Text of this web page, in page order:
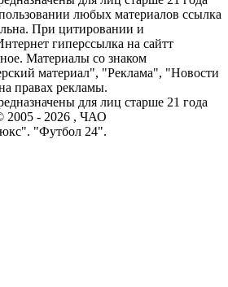
любых материалов ссылка
При цитировании и
гиперссылка на сайтт
Материалы со знаком
материал", "Реклама", "Новости
правах рекламы.
для лиц старше 21 года
2005 - 2026 , ЧАО
"Футбол 24".